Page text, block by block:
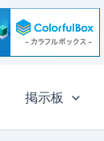
掲示板